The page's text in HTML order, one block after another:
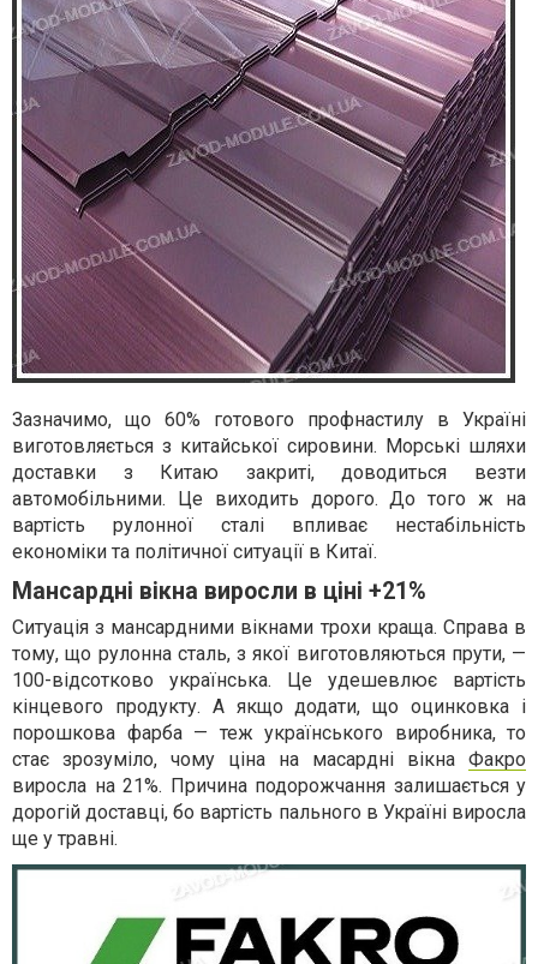
Зазначимо, що 60% готового профнастилу в Україні
виготовляється з китайської сировини. Морські шляхи
доставки з Китаю закриті, доводиться везти
автомобільними. Це виходить дорого. До того ж на
вартість рулонної сталі впливає нестабільність
економіки та політичної ситуації в Китаї.
Мансардні вікна виросли в ціні +21%
Ситуація з мансардними вікнами трохи краща. Справа в
тому, що рулонна сталь, з якої виготовляються прути, —
100-відсотково українська. Це удешевлює вартість
кінцевого продукту. А якщо додати, що оцинковка і
порошкова фарба — теж українського виробника, то
стає зрозуміло, чому ціна на масардні вікна Факро
виросла на 21%. Причина подорожчання залишається у
дорогій доставці, бо вартість пального в Україні виросла
ще у травні.